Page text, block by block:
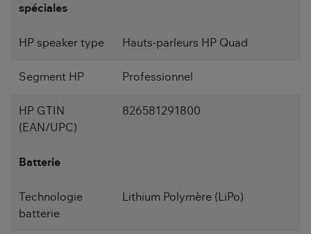
spéciales
HP speaker type Hauts-parleurs HP Quad
Segment HP Professionnel
HP GTIN
(EAN/UPC)
826581291800
Batterie
Technologie
batterie
Lithium Polymère (LiPo)